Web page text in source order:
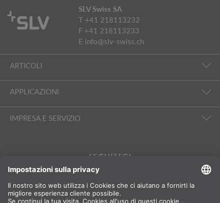
SLV Swiss SA
T +41 218113232
F +41 218113233
E info@slv-swiss.ch
ARTICOLI
APPLICAZIONI
IMPRESA E SERVIZIO
SEGUITECI